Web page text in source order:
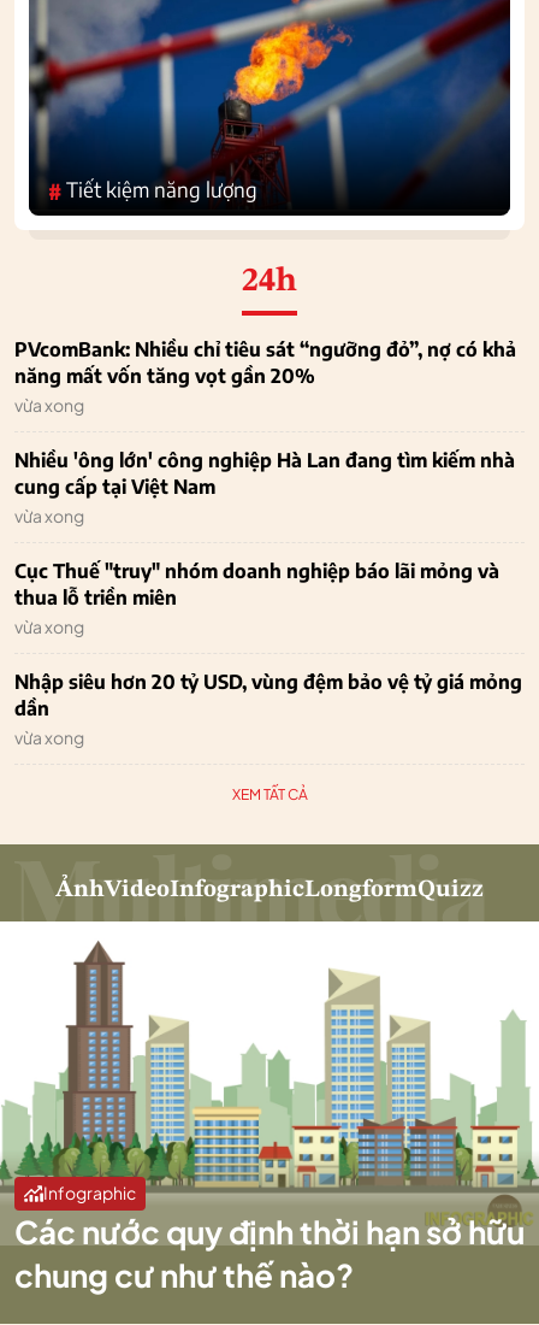
#Tiết kiệm năng lượng
24h
PVcomBank: Nhiều chỉ tiêu sát “ngưỡng đỏ”, nợ có khả
năng mất vốn tăng vọt gần 20%
vừa xong
Nhiều 'ông lớn' công nghiệp Hà Lan đang tìm kiếm nhà
cung cấp tại Việt Nam
vừa xong
Cục Thuế "truy" nhóm doanh nghiệp báo lãi mỏng và
thua lỗ triền miên
vừa xong
Nhập siêu hơn 20 tỷ USD, vùng đệm bảo vệ tỷ giá mỏng
dần
vừa xong
XEM TẤT CẢ
ẢnhVideoInfographicLongformQuizz
Infographic
Các nước quy định thời hạn sở hữu
chung cư như thế nào?